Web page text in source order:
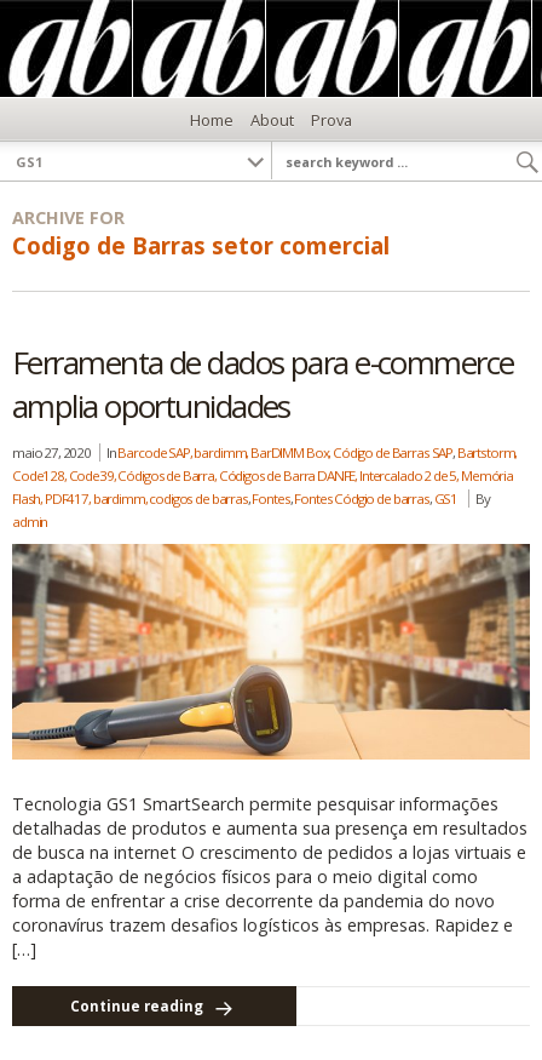
Home About Prova
ARCHIVE FOR
Codigo de Barras setor comercial
Ferramenta de dados para e-commerce
amplia oportunidades
maio 27, 2020 InBarcode SAP, bardimm, BarDIMM Box, Código de Barras SAP, Bartstorm,
Code128, Code39, Códigos de Barra, Códigos de Barra DANFE, Intercalado 2 de 5, Memória
Flash, PDF417, bardimm, codigos de barras,Fontes,Fontes Códgio de barras, GS1
By
admin
Tecnologia GS1 SmartSearch permite pesquisar informações
detalhadas de produtos e aumenta sua presença em resultados
de busca na internet O crescimento de pedidos a lojas virtuais e
a adaptação de negócios físicos para o meio digital como
forma de enfrentar a crise decorrente da pandemia do novo
coronavírus trazem desafios logísticos às empresas. Rapidez e
[…]
Continue reading